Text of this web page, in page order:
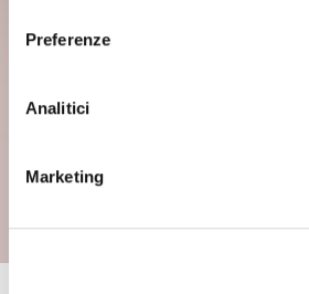
Preferenze
Analitici
Marketing